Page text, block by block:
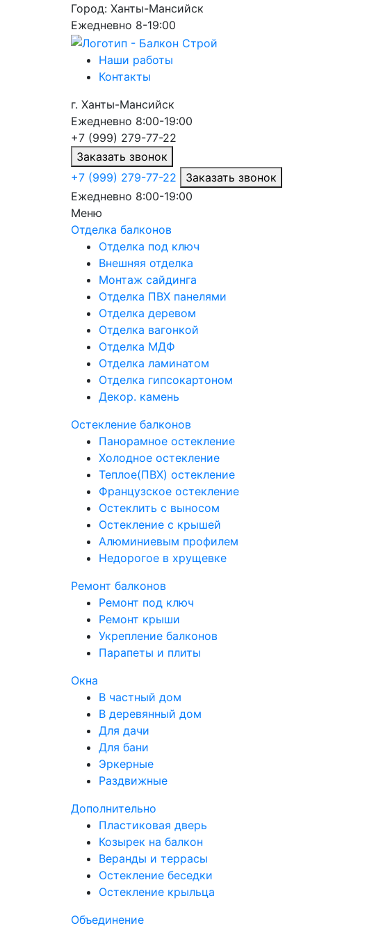
Город: Ханты-Мансийск
Ежедневно 8-19:00
Наши работы
Контакты
г. Ханты-Мансийск
Ежедневно 8:00-19:00
+7 (999) 279-77-22
Заказать звонок
+7 (999) 279-77-22
Заказать звонок
Ежедневно 8:00-19:00
Меню
Отделка балконов
Отделка под ключ
Внешняя отделка
Монтаж сайдинга
Отделка ПВХ панелями
Отделка деревом
Отделка вагонкой
Отделка МДФ
Отделка ламинатом
Отделка гипсокартоном
Декор. камень
Остекление балконов
Панорамное остекление
Холодное остекление
Теплое(ПВХ) остекление
Французское остекление
Остеклить с выносом
Остекление с крышей
Алюминиевым профилем
Недорогое в хрущевке
Ремонт балконов
Ремонт под ключ
Ремонт крыши
Укрепление балконов
Парапеты и плиты
Окна
В частный дом
В деревянный дом
Для дачи
Для бани
Эркерные
Раздвижные
Дополнительно
Пластиковая дверь
Козырек на балкон
Веранды и террасы
Остекление беседки
Остекление крыльца
Объединение